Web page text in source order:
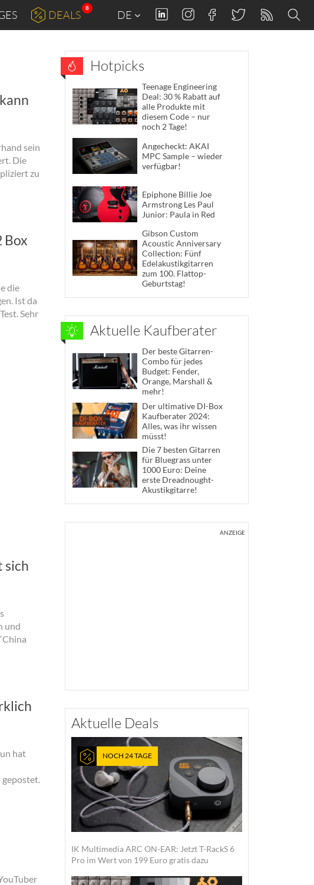
DEALS
8
DE
sein
Die
zu
Box
die
Ist da
Sehr
sich
und
hat
Hotpicks
Teenage Engineering
Deal: 30 % Rabatt auf
alle Produkte mit
diesem Code – nur
noch 2 Tage!
Angecheckt: AKAI
MPC Sample – wieder
verfügbar!
Epiphone Billie Joe
Armstrong Les Paul
Junior: Paula in Red
Gibson Custom
Acoustic Anniversary
Collection: Fünf
Edelakustikgitarren
zum 100. Flattop-
Geburtstag!
Aktuelle Kaufberater
Der beste Gitarren-
Combo für jedes
Budget: Fender,
Orange, Marshall &
mehr!
Der ultimative DI-Box
Kaufberater 2024:
Alles, was ihr wissen
müsst!
Die 7 besten Gitarren
für Bluegrass unter
1000 Euro: Deine
erste Dreadnought-
Akustikgitarre!
ANZEIGE
Aktuelle Deals
NOCH 24 TAGE
IK Multimedia ARC ON-EAR: Jetzt T-RackS 6
Pro im Wert von 199 Euro gratis dazu